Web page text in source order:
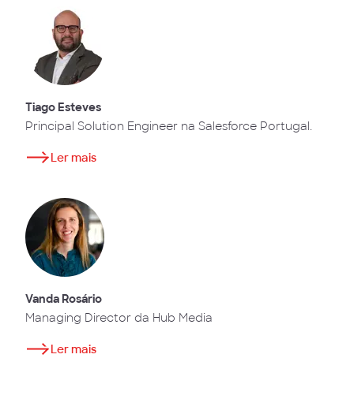
Tiago Esteves
Principal Solution Engineer na Salesforce Portugal.
Ler mais
Vanda Rosário
Managing Director da Hub Media
Ler mais